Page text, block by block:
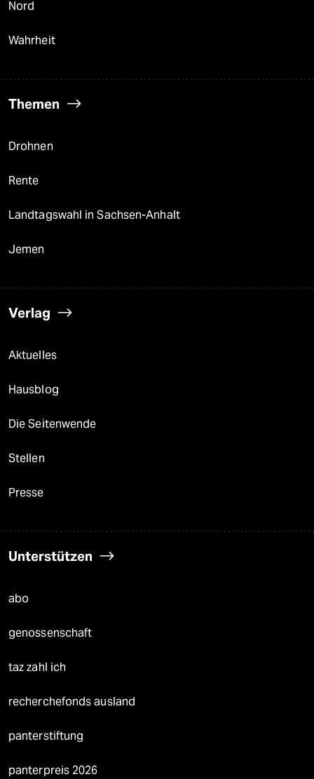
Nord
Wahrheit
Themen
Drohnen
Rente
Landtagswahl in Sachsen-Anhalt
Jemen
Verlag
Aktuelles
Hausblog
Die Seitenwende
Stellen
Presse
Unterstützen
abo
genossenschaft
taz zahl ich
recherchefonds ausland
panterstiftung
panterpreis 2026